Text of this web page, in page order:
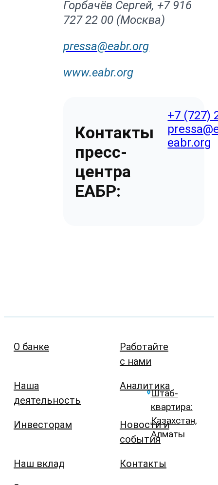
Горбачёв Сергей, +7 916
727 22 00 (Москва)
pressa@eabr.org
www.eabr.org
Контакты
пресс-
центра
ЕАБР:
+7 (727)
eabr.org
О банке
Наша
деятельность
Инвесторам
Наш вклад
Работайте
с нами
Аналитика
Новости и
события
Контакты
Штаб-
квартира:
Казахстан,
Алматы